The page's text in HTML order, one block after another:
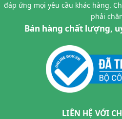
đáp ứng mọi yêu cầu khác hàng.
phải
Bán hàng chất lượng,
LIÊN HỆ VỚI